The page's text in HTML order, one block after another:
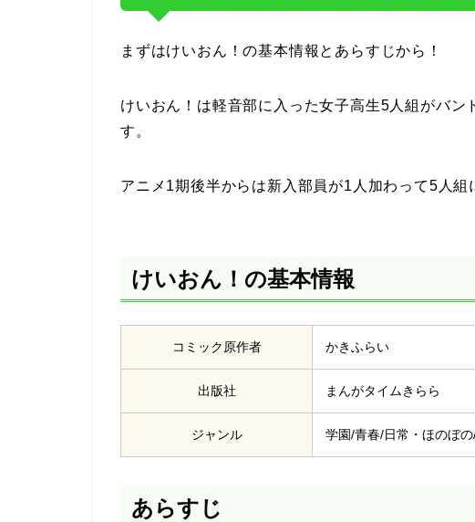
まずはけいおん！の基本情報とあらすじから！
けいおん！は軽音部に入った女子高生5人組がバ
す。
アニメ1期後半からは新入部員が1人加わって5人組
けいおん！の基本情報
コミック原作者 かきふらい
出版社 まんがタイムきらら
ジャンル 学園/青春/日常・ほのぼ
あらすじ